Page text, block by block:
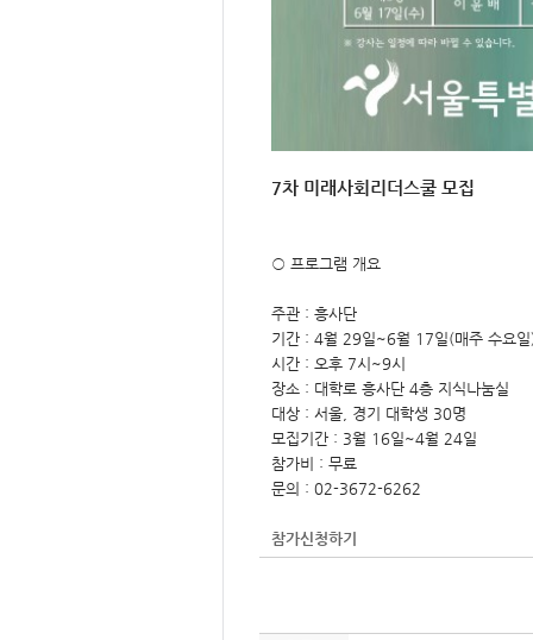
7차 미래사회리더스쿨 모집
○ 프로그램 개요
주관 : 흥사단
기간 : 4월 29일~6월 17일(매주 수요
시간 : 오후 7시~9시
장소 : 대학로 흥사단 4층 지식나눔실
대상 : 서울, 경기 대학생 30명
모집기간 : 3월 16일~4월 24일
참가비 : 무료
문의 : 02-3672-6262
참가신청하기